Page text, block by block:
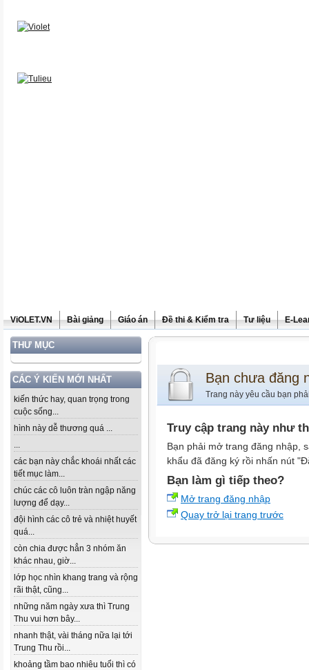
ViOLET.VN Bài giảng Giáo án Đề thi & Kiểm tra Tư liệu E-
THƯ MỤC
CÁC Ý KIẾN MỚI NHẤT
kiến thức hay, quan trọng trong
cuộc sống...
hình này dễ thương quá ...
...
các bạn này chắc khoái nhất các
tiết mục làm...
chúc các cô luôn tràn ngập năng
lượng để dạy...
đội hình các cô trẻ và nhiệt huyết
quá...
còn chia được hẳn 3 nhóm ăn
khác nhau, giờ...
lớp học nhìn khang trang và rộng
rãi thật, cũng...
những năm ngày xưa thì Trung
Thu vui hơn bây...
nhanh thật, vài tháng nữa lại tới
Trung Thu rồi...
khoảng tầm bao nhiêu tuổi thì có
Bạn chưa đăng
Trang này yêu cầu bạn
Truy cập trang này như
Bạn phải mở trang đăng nhập,
khẩu đã đăng ký rồi nhấn nút
Bạn làm gì tiếp theo?
Mở trang đăng nhập
Quay trở lại trang trước